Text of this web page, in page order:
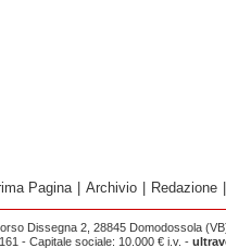
Pagina Archivio Redazione
Dissegna 2, 28845 Domodossola
- Capitale sociale: 10.000 € i.v. -